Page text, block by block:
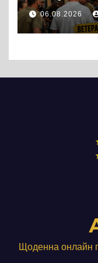
протест
Три», що
06.08.2026
Щоденна онлайн